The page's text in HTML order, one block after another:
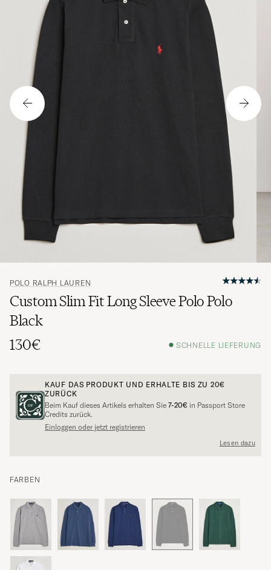
POLO RALPH LAUREN
Custom Slim Fit Long Sleeve Polo Polo
Black
130€
SCHNELLE LIEFERUNG
KAUF DAS PRODUKT UND ERHALTE BIS ZU 20€
ZURÜCK
Beim Kauf dieses Artikels erhalten Sie 7-20€ in Passport Store
Credits zurück.
Einloggen oder jetzt registrieren
Lesen dazu
FARBEN